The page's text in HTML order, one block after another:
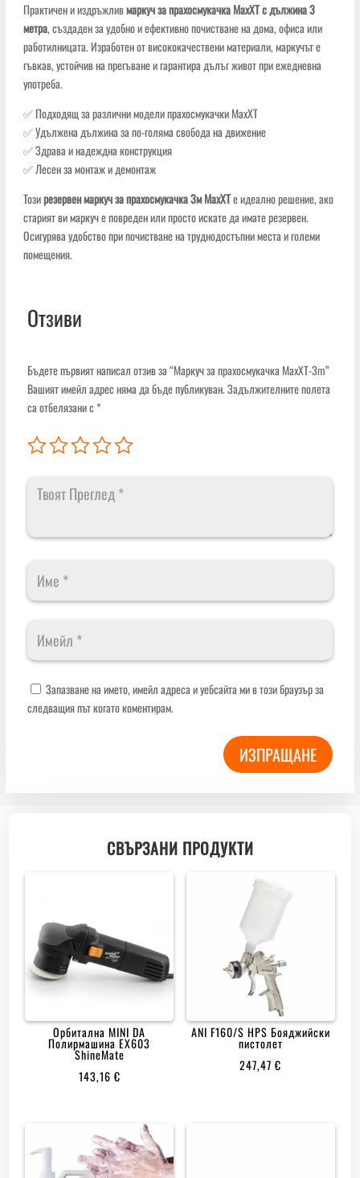
Практичен и издръжливмаркуч за прахосмукачка MaxXT с дължина 3
метра, създаден за удобно и ефективно почистване на дома, офиса или
работилницата. Изработен от висококачествени материали, маркучът е
гъвкав, устойчив на прегъване и гарантира дълъг живот при ежедневна
употреба.
✅ Подходящ за различни модели прахосмукачки MaxXT
✅ Удължена дължина за по-голяма свобода на движение
✅ Здрава и надеждна конструкция
✅ Лесен за монтаж и демонтаж
Тозирезервен маркуч за прахосмукачка 3м MaxXTе идеално решение, ако
старият ви маркуч е повреден или просто искате да имате резервен.
Осигурява удобство при почистване на труднодостъпни места и големи
помещения.
Отзиви
Бъдете първият написал отзив за “Маркуч за прахосмукачка MaxXT-3m”
Вашият имейл адрес няма да бъде публикуван.Задължителните полета
са отбелязани с*
Запазване на името, имейл адреса и уебсайта ми в този браузър за
следващия път когато коментирам.
ИЗПРАЩАНЕ
СВЪРЗАНИ ПРОДУКТИ
Орбитална MINI DA
Полирмашина EX603
ShineMate
143,16€
ANI F160/S HPS Бояджийски
пистолет
247,47€